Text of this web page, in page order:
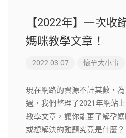
【2022年】一次收
媽咪教學文章！
2022-03-07 懷孕大小事
現在網路的資源不計其數，
過，我們整理了2021年網站
教學文章，讓你能更了解孕
或想解決的難題究竟是什麼